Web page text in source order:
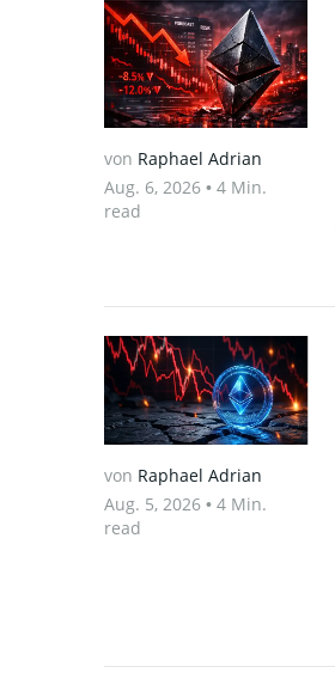
von Raphael Adrian
Aug. 6, 2026 • 4 Min.
read
von Raphael Adrian
Aug. 5, 2026 • 4 Min.
read